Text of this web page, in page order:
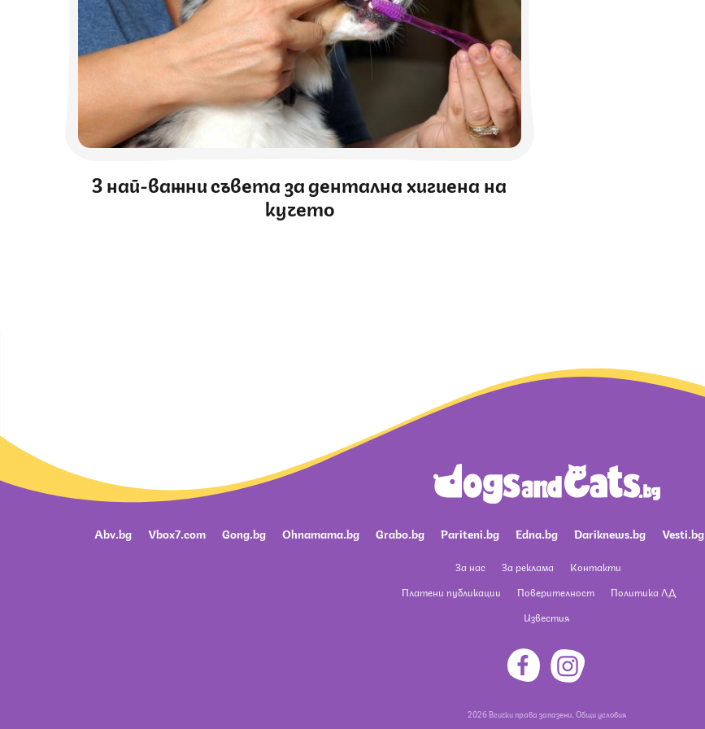
3 най-важни съвета за дентална хигиена на
кучето
Abv.bg Vbox7.com Gong.bg Ohnamama.bg Grabo.bg Pariteni.bg Edna.bg Dariknews.bg Vesti.bg
За нас За реклама
Контакти
Платени публикации
Поверителност
Политика ЛД
Известия
2026 Всички права запазени. Общи условия